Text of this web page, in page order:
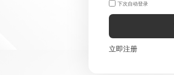
下次自动登录
立即注册